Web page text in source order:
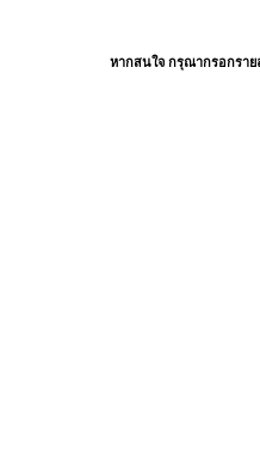
หากสนใจ กรุณากรอกราย